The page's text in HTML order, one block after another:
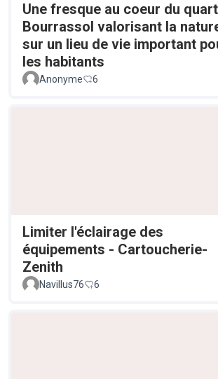
Une fresque au coeur du
Bourrassol valorisant la
sur un lieu de vie important
les habitants
Anonyme 6
Limiter l'éclairage des
équipements - Cartoucherie-
Zenith
Navillus76 6